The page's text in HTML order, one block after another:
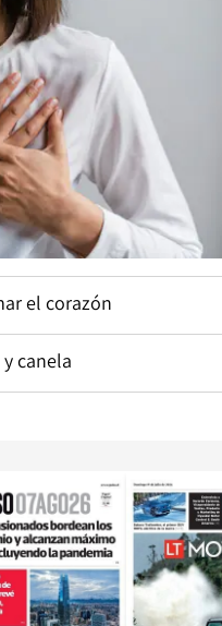
el corazón
canela
window Opens in